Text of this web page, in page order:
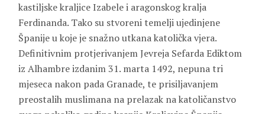
kastiljske kraljice Izabele i aragonskog kralja
Ferdinanda. Tako su stvoreni temelji ujedinjene
Španije u koje je snažno utkana katolička vjera.
Definitivnim protjerivanjem Jevreja Sefarda Ediktom
iz Alhambre izdanim 31. marta 1492, nepuna tri
mjeseca nakon pada Granade, te prisiljavanjem
preostalih muslimana na prelazak na katoličanstvo